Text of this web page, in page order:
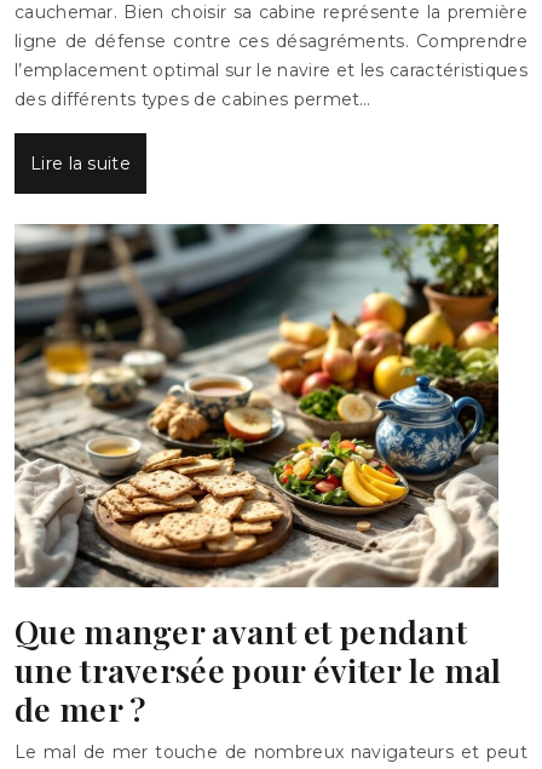
cauchemar. Bien choisir sa cabine représente la première
ligne de défense contre ces désagréments. Comprendre
l’emplacement optimal sur le navire et les caractéristiques
des différents types de cabines permet…
Lire la suite
Que manger avant et pendant
une traversée pour éviter le mal
de mer ?
Le mal de mer touche de nombreux navigateurs et peut